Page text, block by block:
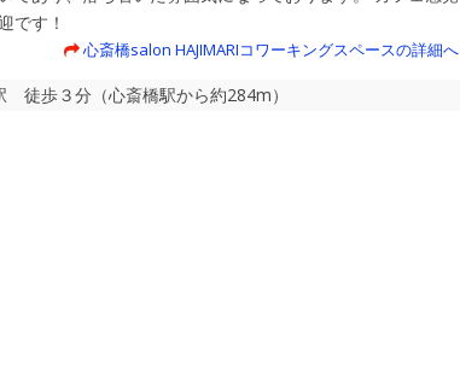
です！
心斎橋salon HAJIMARIコワーキングスペースの詳細へ
徒歩３分（心斎橋駅から約284m）